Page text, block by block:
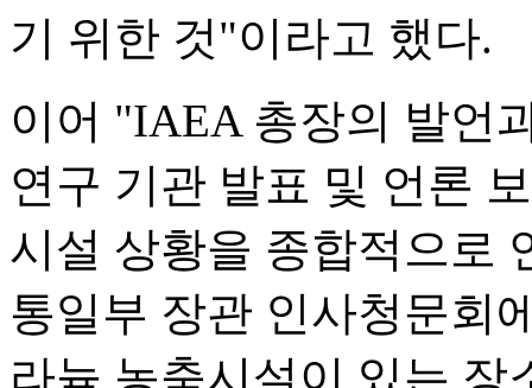
기 위한 것"이라고 했다.
이어 "IAEA 총장의 발언
연구 기관 발표 및 언론
시설 상황을 종합적으로
통일부 장관 인사청문회
라늄 농축시설이 있는 장